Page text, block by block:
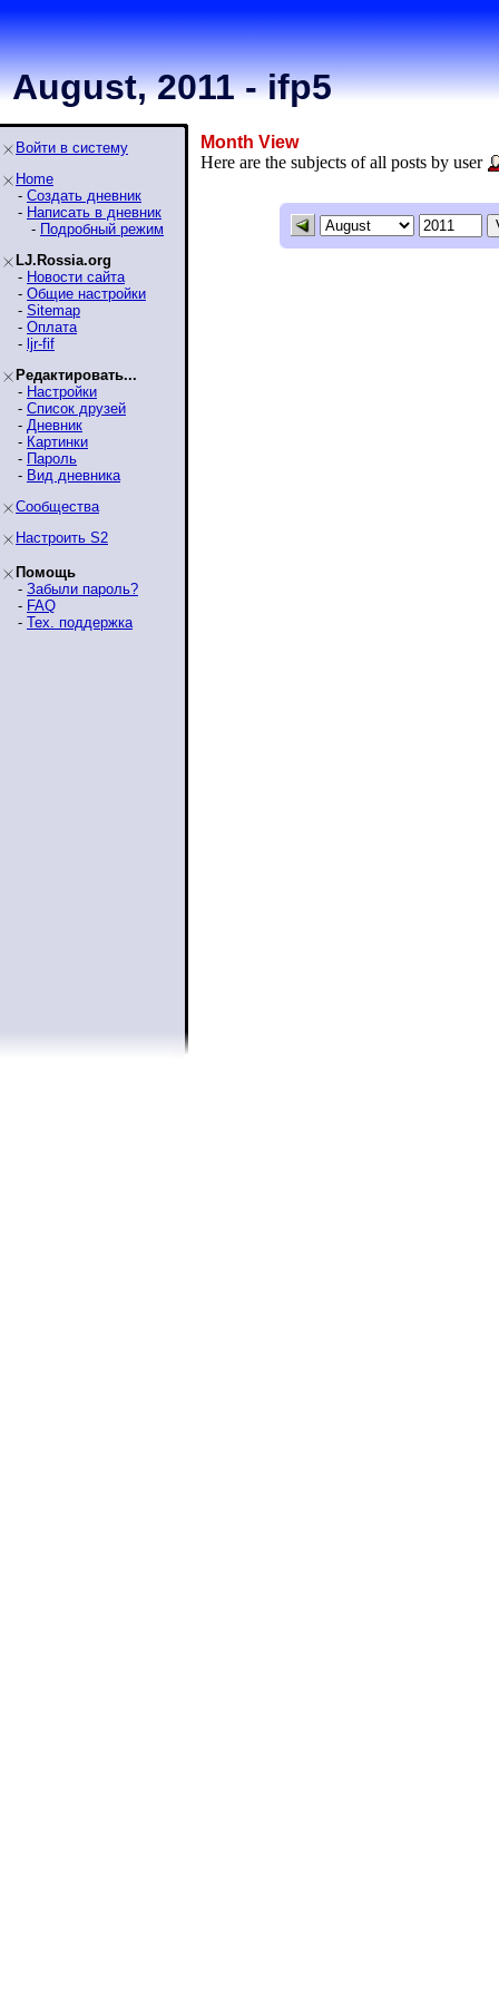
August, 2011 - ifp5
Войти в систему
Home
- Создать дневник
- Написать в дневник
- Подробный режим
LJ.Rossia.org
- Новости сайта
- Общие настройки
- Sitemap
- Оплата
- ljr-fif
Редактировать...
- Настройки
- Список друзей
- Дневник
- Картинки
- Пароль
- Вид дневника
Сообщества
Настроить S2
Помощь
- Забыли пароль?
- FAQ
- Тех. поддержка
Month View
Here are the subjects of all posts by user